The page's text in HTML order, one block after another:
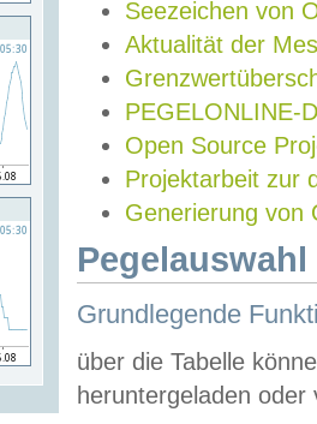
Seezeichen von
Aktualität der
PEGELONLINE-
Open Source
Projektarbeit zur
Generierung von
Grundlegende
über die Tabelle
heruntergeladen oder